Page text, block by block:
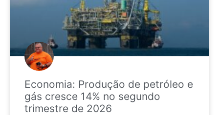
Economia: Produção de petróleo e
gás cresce 14% no segundo
trimestre de 2026